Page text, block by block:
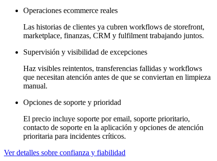
Operaciones ecommerce reales
Las historias de clientes ya cubren workflows de storefront,
marketplace, finanzas, CRM y fulfilment trabajando juntos.
Supervisión y visibilidad de excepciones
Haz visibles reintentos, transferencias fallidas y workflows
que necesitan atención antes de que se conviertan en limpieza
manual.
Opciones de soporte y prioridad
El precio incluye soporte por email, soporte prioritario,
contacto de soporte en la aplicación y opciones de atención
prioritaria para incidentes críticos.
Ver detalles sobre confianza y fiabilidad